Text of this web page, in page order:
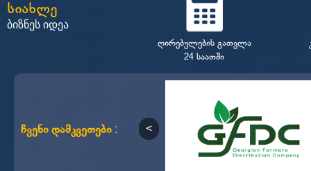
სიახლე
ბიზნეს იდეა
ღირებულების გათვლა
24 საათში
ჩვენი დამკვეთები :